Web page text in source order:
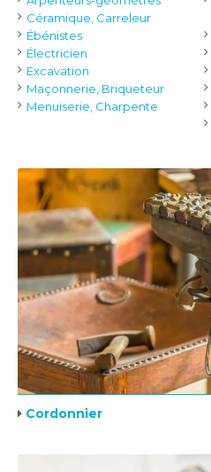
Céramique, Carreleur
Ébénistes
Électricien
Excavation
Maçonnerie, Briqueteur
Menuiserie, Charpente
Cordonnier